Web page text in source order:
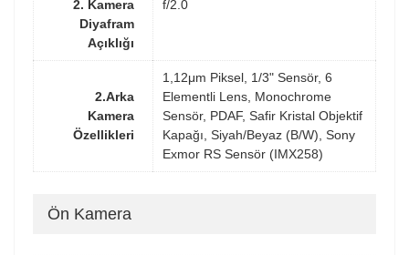
2. Kamera
Diyafram
Açıklığı
f/2.0
2.Arka
Kamera
Özellikleri
1,12μm Piksel, 1/3" Sensör, 6
Elementli Lens, Monochrome
Sensör, PDAF, Safir Kristal Objektif
Kapağı, Siyah/Beyaz (B/W), Sony
Exmor RS Sensör (IMX258)
Ön Kamera